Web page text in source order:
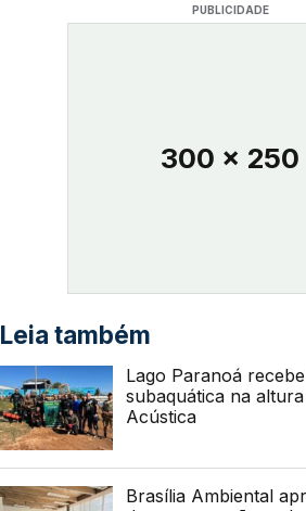
PUBLICIDADE
300 x 250
Leia também
Lago Paranoá
subaquática na
Acústica
Brasília Ambiental